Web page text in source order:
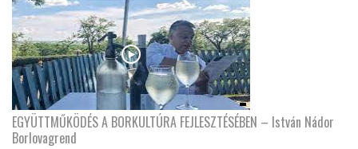
EGYÜTTMŰKÖDÉS A BORKULTÚRA FEJLESZTÉSÉBEN – István Nádor
Borlovagrend